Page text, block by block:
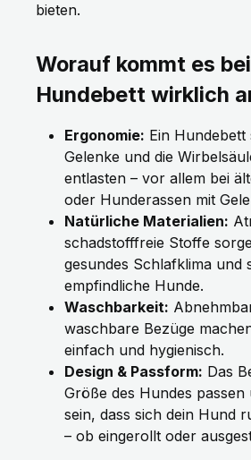
bieten.
Worauf kommt es
Hundebett wirklich
Ergonomie: Ein Hundebett
Gelenke und die
entlasten – vor allem bei
oder Hunderassen mit
Natürliche Materialien:
schadstofffreie Stoffe
gesundes Schlafklima und
empfindliche Hunde.
Waschbarkeit:
waschbare Bezüge
einfach und hygienisch.
Design & Passform: Das
Größe des Hundes passen
sein, dass sich dein Hund
– ob eingerollt oder